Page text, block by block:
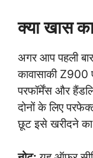
क्या खास
अगर आप पहली
कावासाकी Z900
परफॉर्मेंस और
दोनों के लिए
छूट इसे खरीदने का